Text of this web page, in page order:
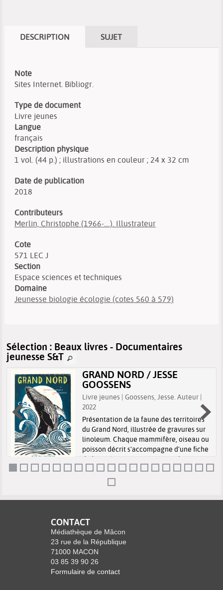
DESCRIPTION SUJET
Note
Sites Internet. Bibliogr.
Type de document
Livre jeunes
Langue
français
Description physique
1 vol. (44 p.) ; illustrations en couleur ; 24 x 32 cm
Date de publication
2018
Contributeurs
Merlin, Christophe (1966-....). Illustrateur
Cote
571 LEC J
Section
Espace sciences et techniques
Domaine
Jeunesse biologie écologie (cotes 560 à 579)
Sélection : Beaux livres - Documentaires
jeunesse S&T
GRAND NORD / JESSE
GOOSSENS
Livre jeunes | Goossens, Jesse. Auteur |
2022
Présentation de la faune des territoires
du Grand Nord, illustrée de gravures sur
linoleum. Chaque mammifère, oiseau ou
poisson décrit s'accompagne d'une fiche
d'identité : renne, loup, narval, hermine,
macareux, starique, perdrix...
CONTACT
Médiathèque de Mâcon
23 rue de la République
71000 MACON
03 85 39 90 26
Formulaire de contact